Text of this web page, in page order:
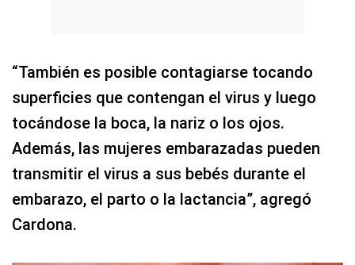
“También es posible contagiarse tocando
superficies que contengan el virus y luego
tocándose la boca, la nariz o los ojos.
Además, las mujeres embarazadas pueden
transmitir el virus a sus bebés durante el
embarazo, el parto o la lactancia”, agregó
Cardona.